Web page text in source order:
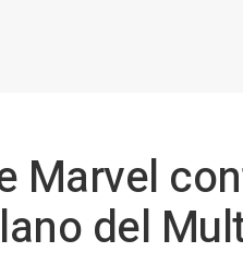
Marvel
del